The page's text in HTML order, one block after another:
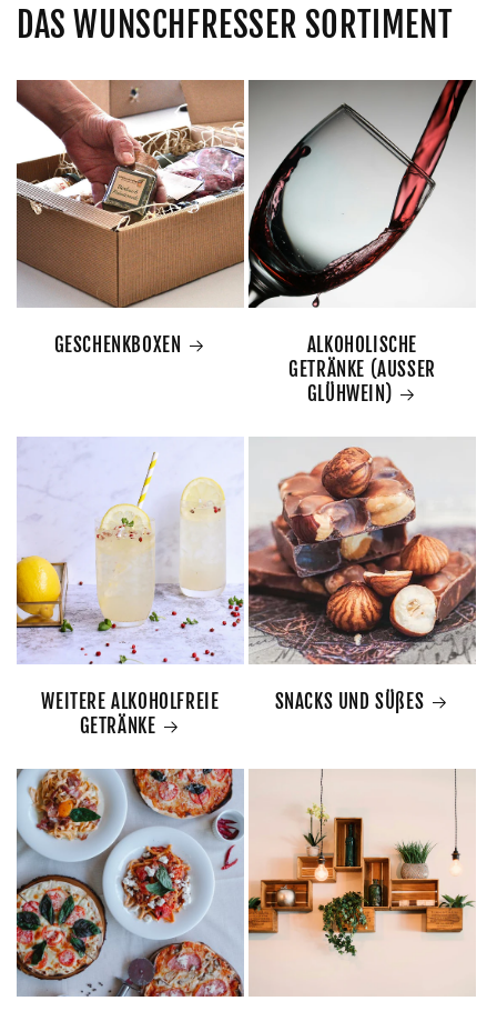
DAS WUNSCHFRESSER SORTIMENT
GESCHENKBOXEN
ALKOHOLISCHE
GETRÄNKE (AUSSER
GLÜHWEIN)
WEITERE ALKOHOLFREIE
GETRÄNKE
SNACKS UND SÜßES